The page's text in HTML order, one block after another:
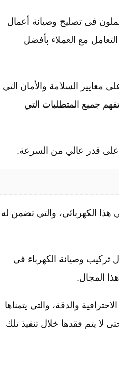
فى تصليح وصيانة أعمال
مع العملاء بأفضل
معايير السلامة والأمان التي
جميع المتطلبات التي
على قدر عالي من السرعة.
الكهربائي، والتي تضمن له
تركيب وصيانة الكهرباء في
المجال.
والدقة، والتي يتمناها
لا يتم فقدها خلال تنفيذ تلك